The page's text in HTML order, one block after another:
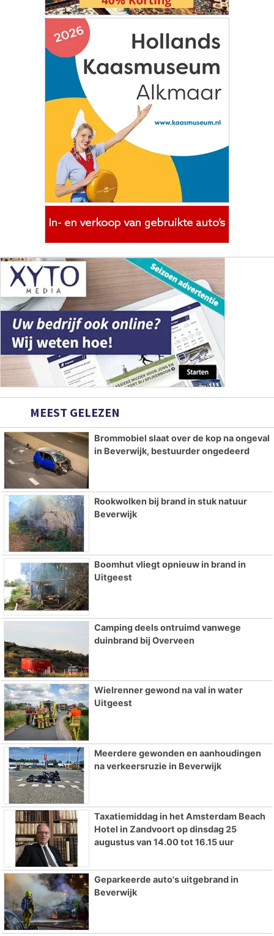
MEEST GELEZEN
Brommobiel slaat over de kop na ongeval
in Beverwijk, bestuurder ongedeerd
Rookwolken bij brand in stuk natuur
Beverwijk
Boomhut vliegt opnieuw in brand in
Uitgeest
Camping deels ontruimd vanwege
duinbrand bij Overveen
Wielrenner gewond na val in water
Uitgeest
Meerdere gewonden en aanhoudingen
na verkeersruzie in Beverwijk
Taxatiemiddag in het Amsterdam Beach
Hotel in Zandvoort op dinsdag 25
augustus van 14.00 tot 16.15 uur
Geparkeerde auto's uitgebrand in
Beverwijk